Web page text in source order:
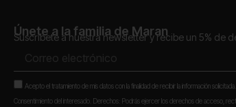
Únete a la familia de Maran
Suscríbete a nuestra newsletter y recibe un 5% de
electrónico
Aceptación
Acepto el tratamiento de mis datos con la finalidad de recibir la información
Consentimiento del interesado. Derechos: Podrás ejercer los derechos de acceso,